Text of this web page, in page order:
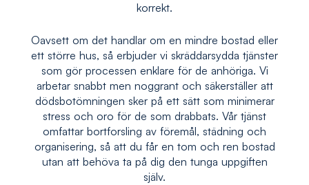
korrekt.
Oavsett om det handlar om en mindre bostad eller
ett större hus, så erbjuder vi skräddarsydda tjänster
som gör processen enklare för de anhöriga. Vi
arbetar snabbt men noggrant och säkerställer att
dödsbotömningen sker på ett sätt som minimerar
stress och oro för de som drabbats. Vår tjänst
omfattar bortforsling av föremål, städning och
organisering, så att du får en tom och ren bostad
utan att behöva ta på dig den tunga uppgiften
själv.